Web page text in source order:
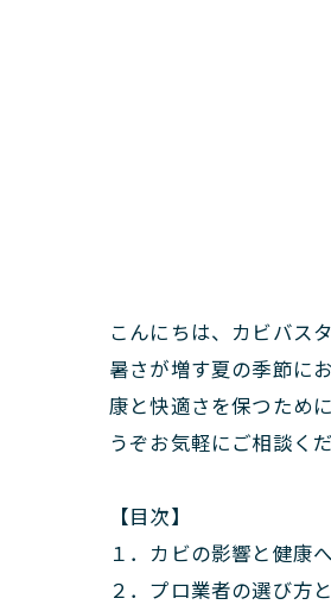
こんにちは、カビバス
暑さが増す夏の季節に
康と快適さを保つため
うぞお気軽にご相談くだ
【目次】
１．カビの影響と健康
２．プロ業者の選び方